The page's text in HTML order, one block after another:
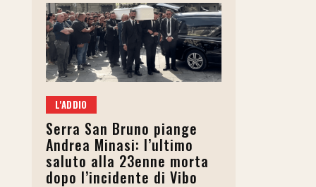
L'ADDIO
Serra San Bruno piange
Andrea Minasi: l’ultimo
saluto alla 23enne morta
dopo l’incidente di Vibo